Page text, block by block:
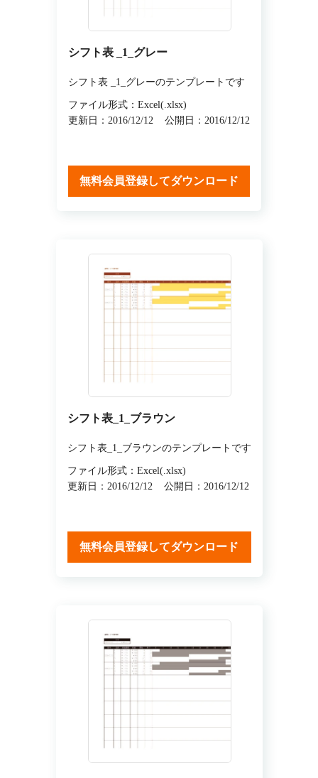
シフト表 _1_グレー
シフト表 _1_グレーのテンプレートです
ファイル形式：Excel(.xlsx)
更新日：2016/12/12
公開日：2016/12/12
無料会員登録してダウンロード
シフト表_1_ブラウン
シフト表_1_ブラウンのテンプレートです
ファイル形式：Excel(.xlsx)
更新日：2016/12/12
公開日：2016/12/12
無料会員登録してダウンロード